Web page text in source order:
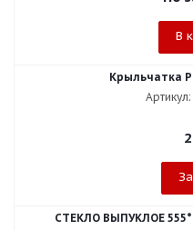
В
Крыльчатка
СТЕКЛО ВЫПУКЛОЕ